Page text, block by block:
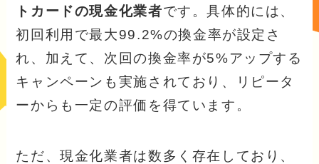
トカードの現金化業者です。具体的には、
初回利用で最大99.2%の換金率が設定さ
れ、加えて、次回の換金率が5%アップする
キャンペーンも実施されており、リピータ
ーからも一定の評価を得ています。
ただ、現金化業者は数多く存在しており、